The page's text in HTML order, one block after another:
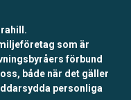
som är
förbund
både när det gäller
personliga